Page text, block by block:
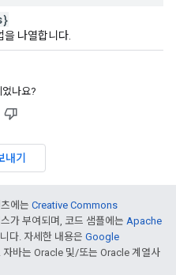
나열합니다.
나요?
내기
에는 Creative Commons
가 부여되며, 코드 샘플에는 Apache
다. 자세한 내용은 Google
자바는 Oracle 및/또는 Oracle 계열사